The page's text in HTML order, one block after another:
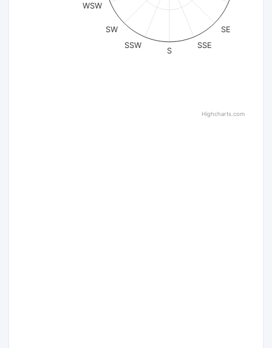
SE
SSE
S
SSW
SW
WSW
Highcharts.com